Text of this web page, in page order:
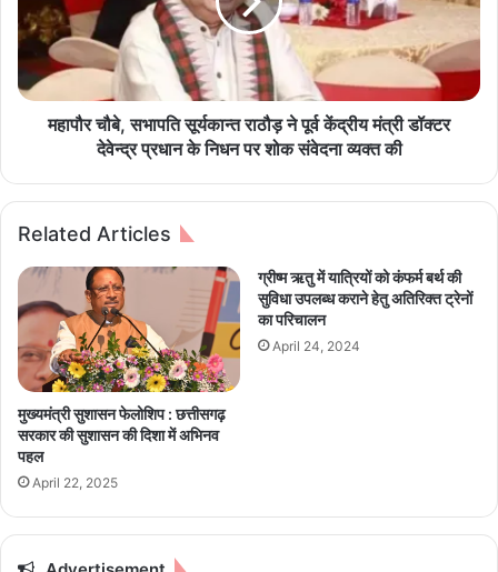
त्री
अ
मि
त
की
ज
मु
ला
का
त
बे
,
भा
न्त
ठौ
ड़
पू
र्व
द्री
य
मं
डॉ
र
महापौर चौबे, सभापति सूर्यकान्त राठौड़ ने पूर्व केंद्रीय मंत्री डॉक्टर
देवेन्द्र प्रधान के निधन पर शोक संवेदना व्यक्त की
Related Articles
मुख्यमंत्री सुशासन फेलोशिप : छत्तीसगढ़
सरकार की सुशासन की दिशा में अभिनव
पहल
April 22, 2025
ग्रीष्म ऋतु में यात्रियों को कंफर्म बर्थ की
सुविधा उपलब्ध कराने हेतु अतिरिक्त ट्रेनों
का परिचालन
April 24, 2024